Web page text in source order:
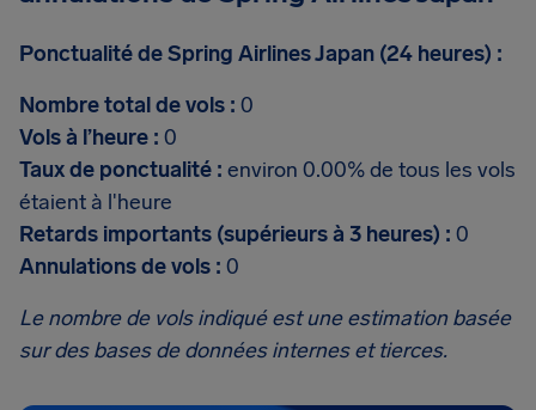
Ponctualité de Spring Airlines Japan (24 heures) :
Nombre total de vols : 0
Vols à l’heure : 0
Taux de ponctualité : environ 0.00% de tous les vols
étaient à l'heure
Retards importants (supérieurs à 3 heures) : 0
Annulations de vols : 0
Le nombre de vols indiqué est une estimation basée
sur des bases de données internes et tierces.